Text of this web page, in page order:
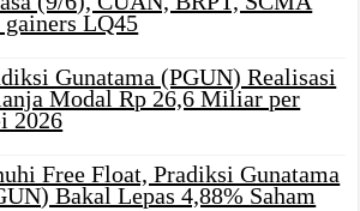
gainers LQ45
Gunatama (PGUN) Realisasi
Modal Rp 26,6 Miliar per
2026
Free Float, Pradiksi Gunatama
Bakal Lepas 4,88% Saham